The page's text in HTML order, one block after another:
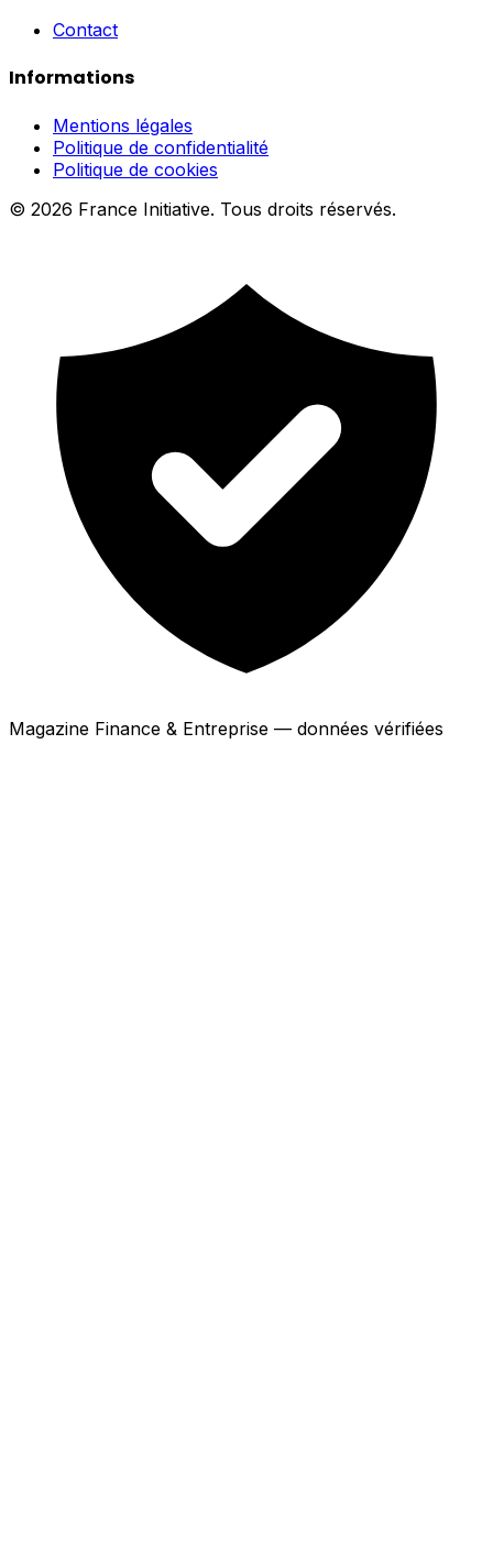
Contact
Informations
Mentions légales
Politique de confidentialité
Politique de cookies
© 2026 France Initiative. Tous droits réservés.
Magazine Finance & Entreprise — données vérifiées